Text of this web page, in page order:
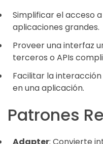
Simplificar el acceso
aplicaciones grandes.
Proveer una interfaz
terceros o APIs
Facilitar la
en una aplicación.
Patrones